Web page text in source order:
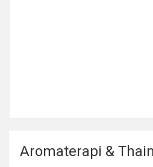
Aromaterapi &